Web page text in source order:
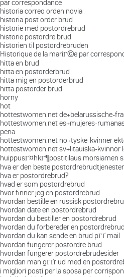
par correspondance
historia correo orden novia
historia post order brud
historie med postordrebrud
historie postordre brud
historien til postordrebruden
Historique de la mariГ©e par
hitta en brud
hitta en postorderbrud
hitta mig en postorderbrud
hitta postorder brud
horny
hot
hottestwomen.net de+belarussische-
hottestwomen.net es+mujeres-
pena
hottestwomen.net no+tyske-kvinner
hottestwomen.net sv+litauiska-
huippusГ¤hkГ¶postitilaus morsiamen
hva er den beste
hva er postordrebrud?
hvad er som postordrebrud
hvor finner jeg en postordrebrud
hvordan bestille en russisk
hvordan date en postordrebrud
hvordan du bestiller en postordrebrud
hvordan du forbereder en postordrebrud
hvordan du kan sende en brud pГҐ mail
hvordan fungerer postordre brud
hvordan fungerer postordrebrudesider
hvordan man gГҐr ud med en
i migliori posti per la sposa per